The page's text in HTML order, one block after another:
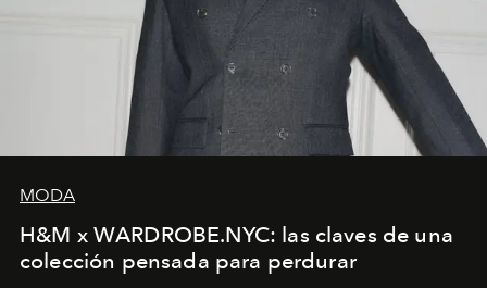
MODA
H&M x WARDROBE.NYC: las claves de una
colección pensada para perdurar